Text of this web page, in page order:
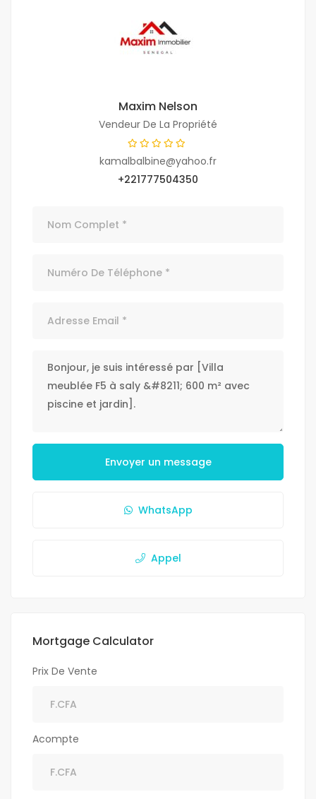
Maxim Nelson
Vendeur De La Propriété
kamalbalbine@yahoo.fr
+221777504350
Envoyer un message
WhatsApp
Appel
Mortgage Calculator
Prix De Vente
Acompte